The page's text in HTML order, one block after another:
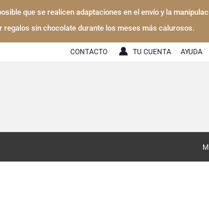
que se realicen adaptaciones en el envío y la
regalos sin chocolate durante los meses más calurosos.
CONTACTO TU CUENTA AYUDA